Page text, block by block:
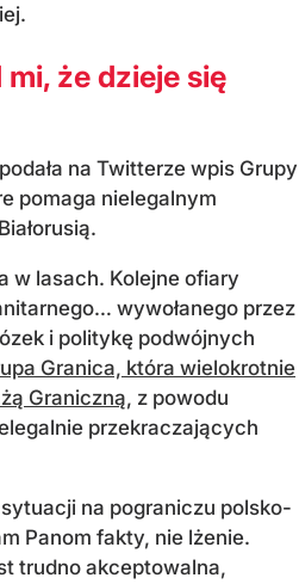
że dzieje się
na Twitterze wpis Grupy
pomaga nielegalnym
w lasach. Kolejne ofiary
wywołanego przez
i politykę podwójnych
Granica, która wielokrotnie
Graniczną, z powodu
przekraczających
na pograniczu polsko-
Panom fakty, nie lżenie.
trudno akceptowalna,